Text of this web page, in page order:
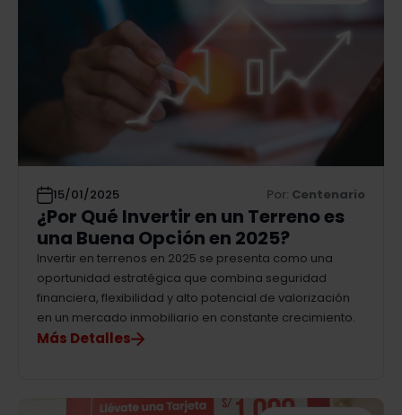
15/01/2025 Por: Centenario
¿Por Qué Invertir en un Terreno es
una Buena Opción en 2025?
Invertir en terrenos en 2025 se presenta como una
oportunidad estratégica que combina seguridad
financiera, flexibilidad y alto potencial de valorización
en un mercado inmobiliario en constante crecimiento.
Más Detalles